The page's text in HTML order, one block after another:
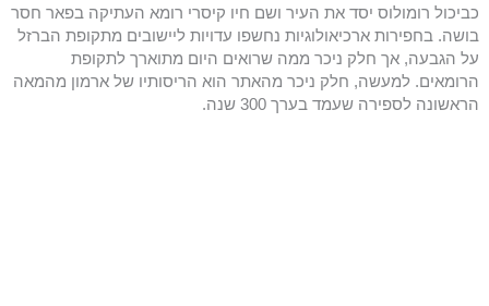
כביכול רומולוס יסד את העיר ושם חיו קיסרי רומא העתיקה בפאר חסר
בושה. בחפירות ארכיאולוגיות נחשפו עדויות ליישובים מתקופת הברזל
על הגבעה, אך חלק ניכר ממה שרואים היום מתוארך לתקופת
הרומאים. למעשה, חלק ניכר מהאתר הוא הריסותיו של ארמון מהמאה
הראשונה לספירה שעמד בערך 300 שנה.